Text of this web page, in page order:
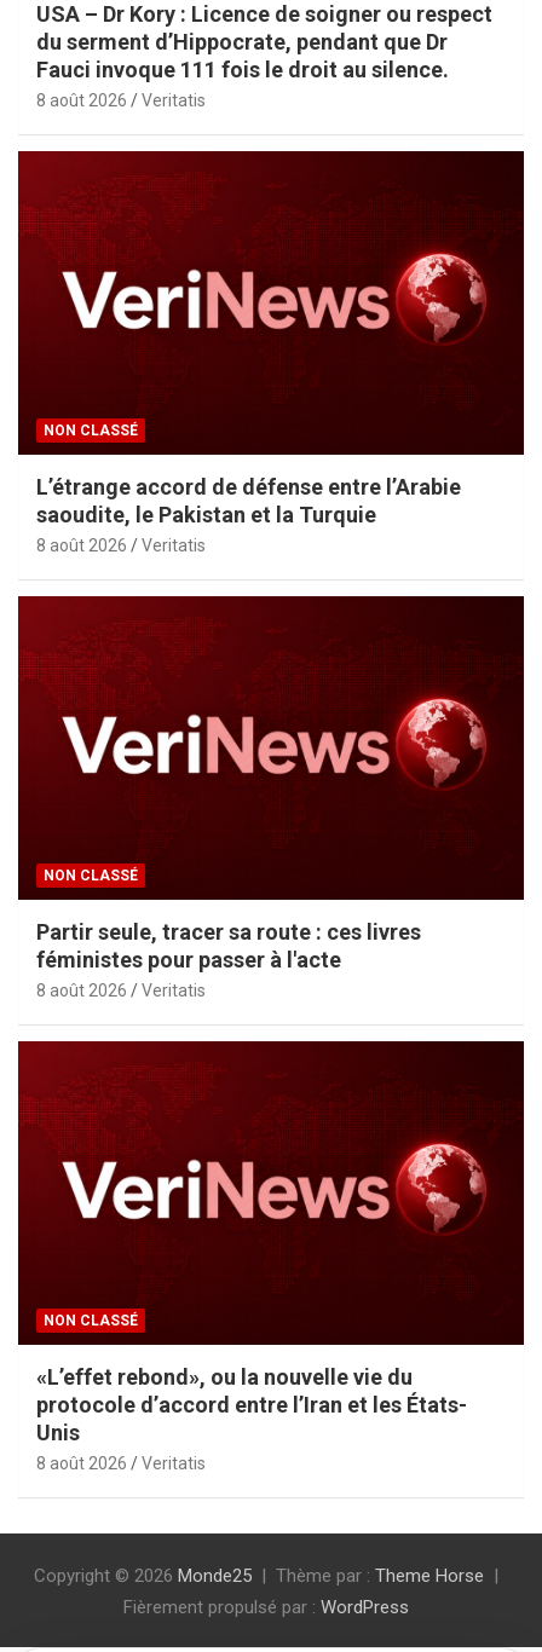
USA – Dr Kory : Licence de soigner ou respect
du serment d’Hippocrate, pendant que Dr
Fauci invoque 111 fois le droit au silence.
8 août 2026 Veritatis
NON CLASSÉ
L’étrange accord de défense entre l’Arabie
saoudite, le Pakistan et la Turquie
8 août 2026 Veritatis
NON CLASSÉ
Partir seule, tracer sa route : ces livres
féministes pour passer à l'acte
8 août 2026 Veritatis
NON CLASSÉ
«L’effet rebond», ou la nouvelle vie du
protocole d’accord entre l’Iran et les États-
Unis
8 août 2026 Veritatis
Copyright © 2026 Monde25 Thème par : Theme Horse
Fièrement propulsé par : WordPress